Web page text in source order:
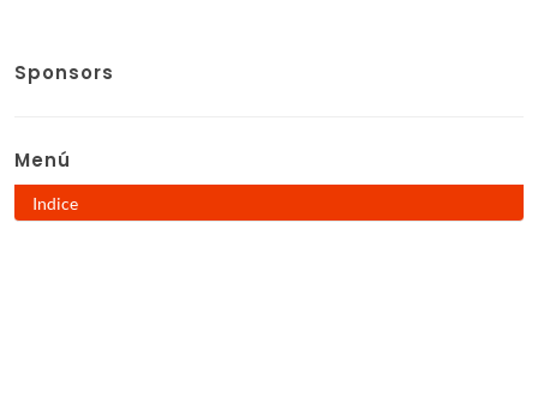
Sponsors
Menú
Indice